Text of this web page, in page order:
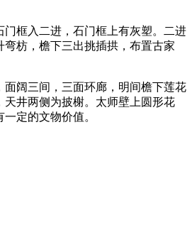
门框入二进，石门框上有灰塑。二进
弯枋，檐下三出挑插拱，布置古家
面阔三间，三面环廊，明间檐下莲花
天井两侧为披榭。太师壁上圆形花
定的文物价值。